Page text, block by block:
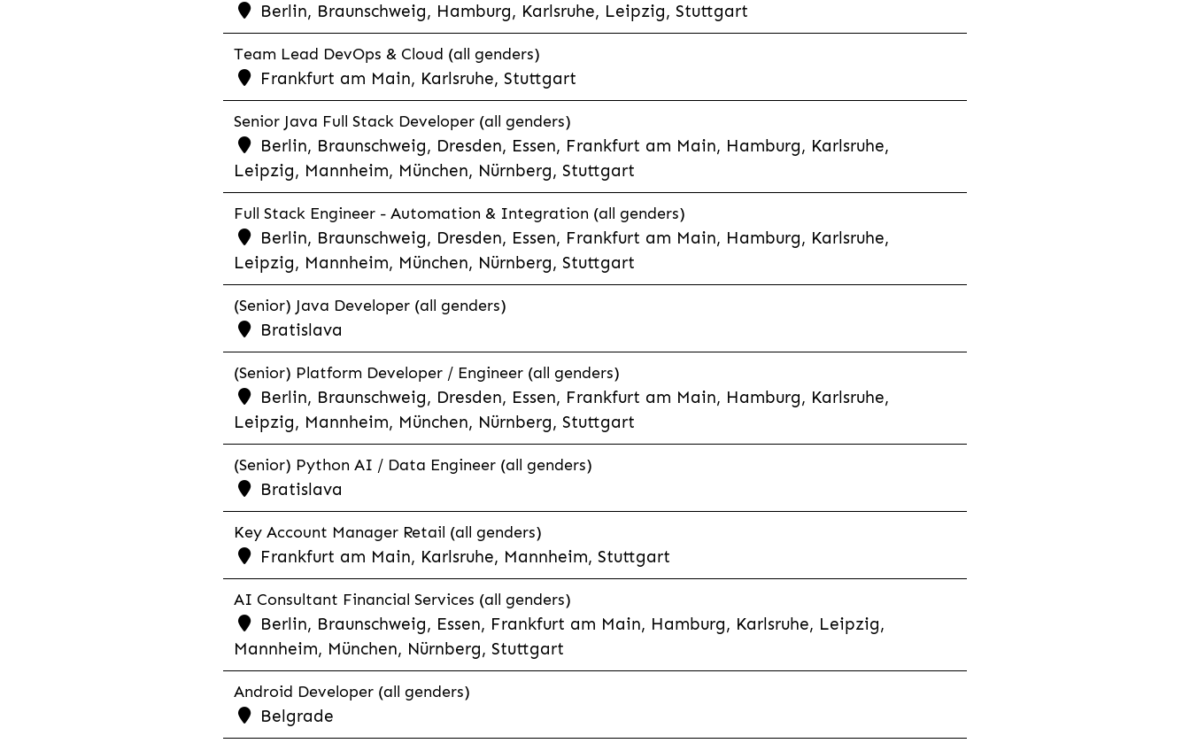
Berlin, Braunschweig, Hamburg, Karlsruhe, Leipzig, Stuttgart
Team Lead DevOps & Cloud (all genders)
Frankfurt am Main, Karlsruhe, Stuttgart
Senior Java Full Stack Developer (all genders)
Berlin, Braunschweig, Dresden, Essen, Frankfurt am Main, Hamburg, Karlsruhe,
Leipzig, Mannheim, München, Nürnberg, Stuttgart
Full Stack Engineer - Automation & Integration (all genders)
Berlin, Braunschweig, Dresden, Essen, Frankfurt am Main, Hamburg, Karlsruhe,
Leipzig, Mannheim, München, Nürnberg, Stuttgart
(Senior) Java Developer (all genders)
Bratislava
(Senior) Platform Developer / Engineer (all genders)
Berlin, Braunschweig, Dresden, Essen, Frankfurt am Main, Hamburg, Karlsruhe,
Leipzig, Mannheim, München, Nürnberg, Stuttgart
(Senior) Python AI / Data Engineer (all genders)
Bratislava
Key Account Manager Retail (all genders)
Frankfurt am Main, Karlsruhe, Mannheim, Stuttgart
AI Consultant Financial Services (all genders)
Berlin, Braunschweig, Essen, Frankfurt am Main, Hamburg, Karlsruhe, Leipzig,
Mannheim, München, Nürnberg, Stuttgart
Android Developer (all genders)
Belgrade